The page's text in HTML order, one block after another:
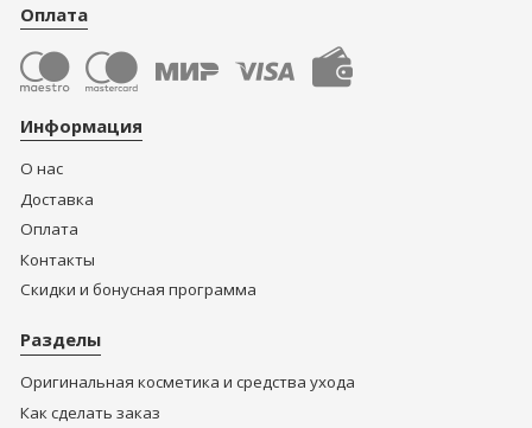
Оплата
Информация
О нас
Доставка
Оплата
Контакты
Скидки и бонусная программа
Разделы
Оригинальная косметика и средства ухода
Как сделать заказ